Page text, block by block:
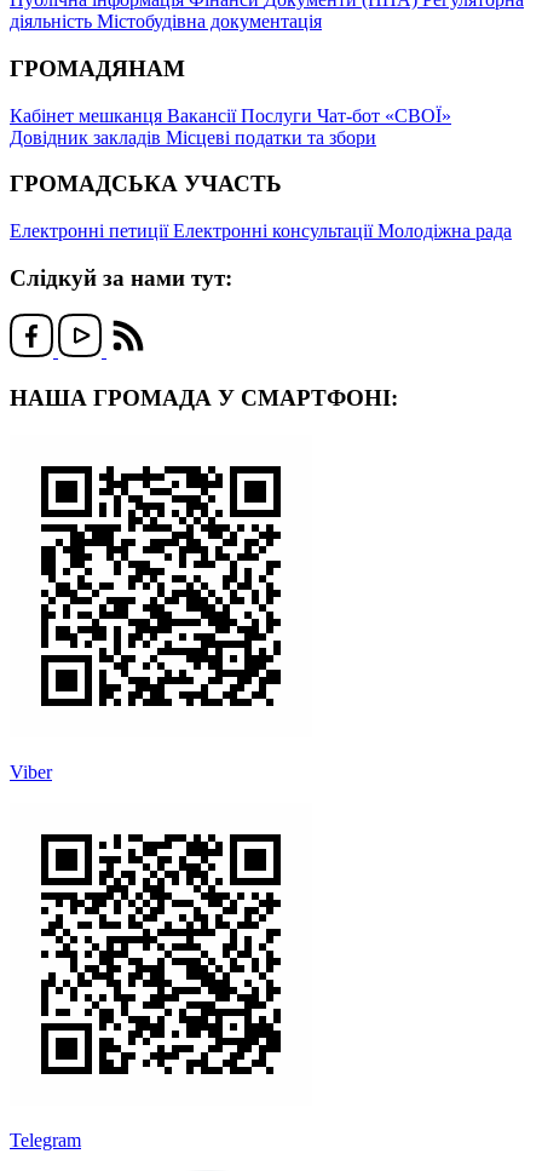
діяльність Містобудівна документація
ГРОМАДЯНАМ
Кабінет мешканця ВакансіїПослуги Чат-бот «СВОЇ»
Довідник закладів Місцеві податки та збори
ГРОМАДСЬКА УЧАСТЬ
Електронні петиціїЕлектронні консультаціїМолодіжна рада
Слідкуй за нами тут:
НАША ГРОМАДА У СМАРТФОНІ:
Viber
Telegram